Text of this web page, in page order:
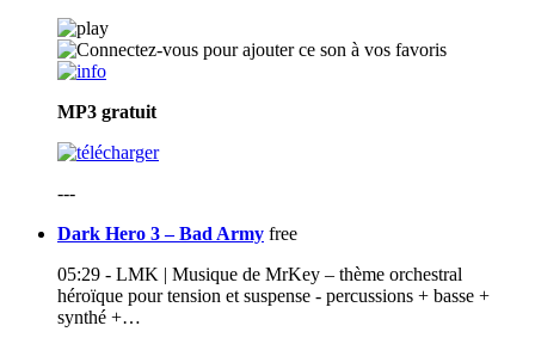
MP3 gratuit
---
Dark Hero 3 – Bad Army free
05:29 - LMK | Musique de MrKey – thème orchestral
héroïque pour tension et suspense - percussions + basse +
synthé +…